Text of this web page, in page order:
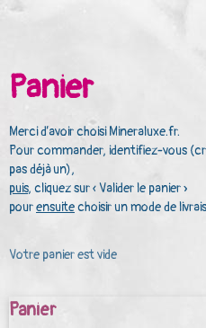
Panier
Merci d’avoir choisi Mineraluxe.fr.
Pour commander, identifiez-vous
pas déjà un),
puis, cliquez sur « Valider le panier »
pourensuitechoisir un mode de
Votre panier est vide
Panier